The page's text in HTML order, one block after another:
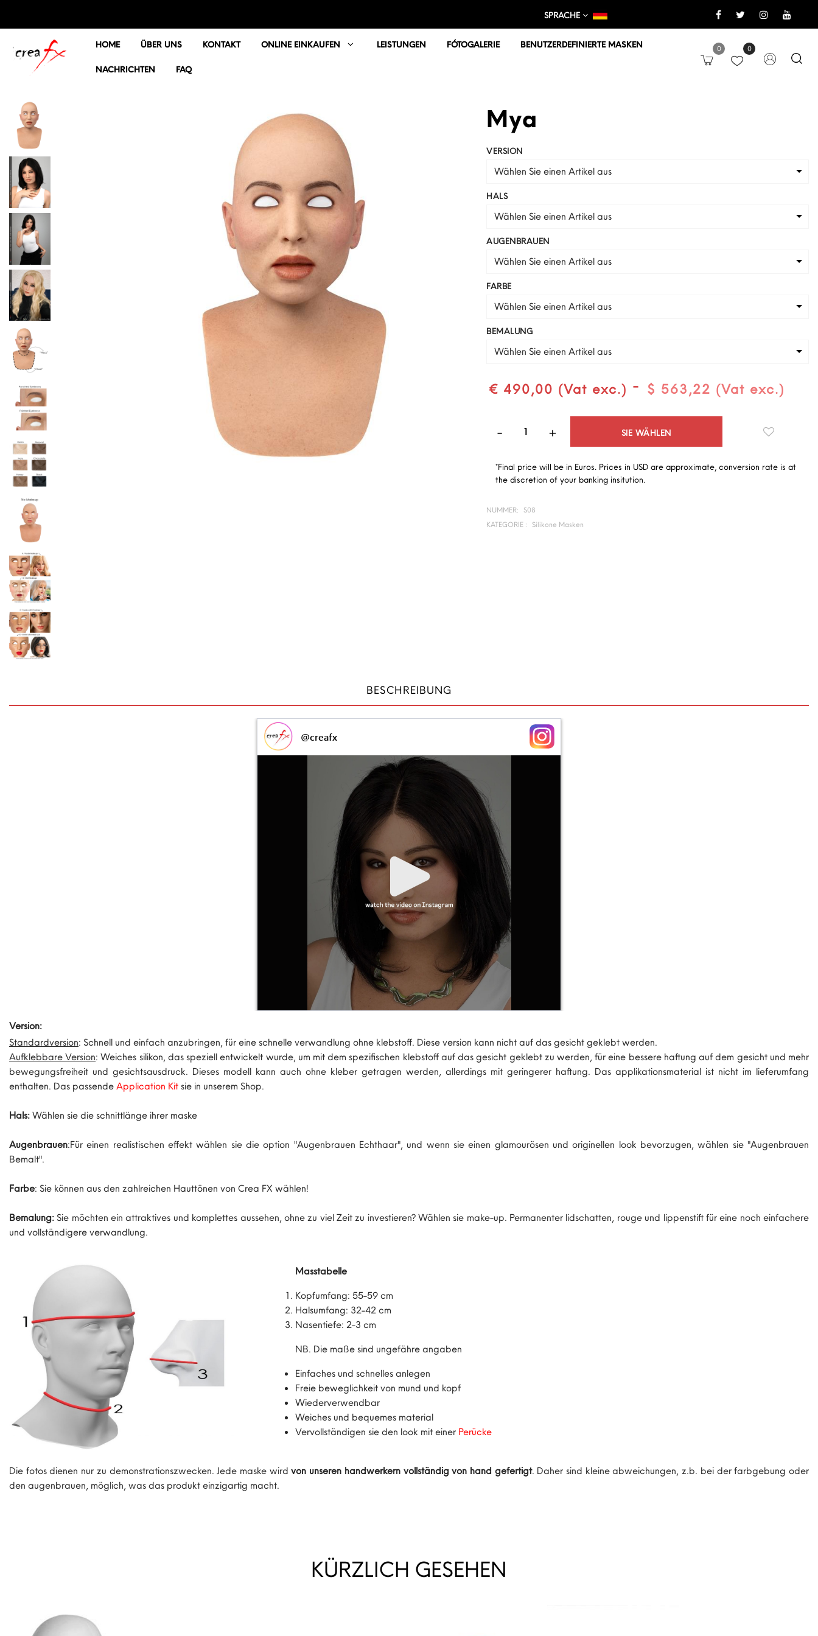
SPRACHE
HOME ÜBER UNS KONTAKT ONLINE EINKAUFEN LEISTUNGEN FÓTOGALERIE BENUTZERDEFINIERTE MASKEN
NACHRICHTEN FAQ
0 0
Mya
VERSION
Wählen Sie einen Artikel aus
HALS
Wählen Sie einen Artikel aus
AUGENBRAUEN
Wählen Sie einen Artikel aus
FARBE
Wählen Sie einen Artikel aus
BEMALUNG
Wählen Sie einen Artikel aus
€ 490,00 (Vat exc.) - $ 563,22 (Vat exc.)
SIE WÄHLEN
*Final price will be in Euros. Prices in USD are approximate, conversion rate is at
the discretion of your banking insitution.
NUMMER:
S08
KATEGORIE :
Silikone Masken
BESCHREIBUNG
Version:
Standardversion: Schnell und einfach anzubringen, für eine schnelle verwandlung ohne klebstoff. Diese version kann nicht auf das gesicht geklebt werden.
Aufklebbare Version: Weiches silikon, das speziell entwickelt wurde, um mit dem spezifischen klebstoff auf das gesicht geklebt zu werden, für eine bessere haftung auf dem gesicht und mehr
bewegungsfreiheit und gesichtsausdruck. Dieses modell kann auch ohne kleber getragen werden, allerdings mit geringerer haftung. Das applikationsmaterial ist nicht im lieferumfang
enthalten. Das passende Application Kit sie in unserem Shop.
Hals: Wählen sie die schnittlänge ihrer maske
Augenbrauen:Für einen realistischen effekt wählen sie die option "Augenbrauen Echthaar", und wenn sie einen glamourösen und originellen look bevorzugen, wählen sie "Augenbrauen
Bemalt".
Farbe: Sie können aus den zahlreichen Hauttönen von Crea FX wählen!
Bemalung: Sie möchten ein attraktives und komplettes aussehen, ohne zu viel Zeit zu investieren? Wählen sie make-up. Permanenter lidschatten, rouge und lippenstift für eine noch einfachere
und vollständigere verwandlung.
Masstabelle
Kopfumfang: 55-59 cm
Halsumfang: 32-42 cm
Nasentiefe: 2-3 cm
NB. Die maße sind ungefähre angaben
Einfaches und schnelles anlegen
Freie beweglichkeit von mund und kopf
Wiederverwendbar
Weiches und bequemes material
Vervollständigen sie den look mit einer Perücke
Die fotos dienen nur zu demonstrationszwecken. Jede maske wirdvon unseren handwerkern vollständig von hand gefertigt. Daher sind kleine abweichungen, z.b. bei der farbgebung oder
den augenbrauen, möglich, was das produkt einzigartig macht.
KÜRZLICH GESEHEN